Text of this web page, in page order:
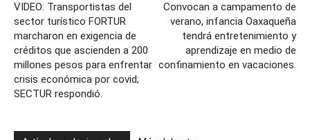
VIDEO: Transportistas del
sector turístico FORTUR
marcharon en exigencia de
créditos que ascienden a 200
millones pesos para enfrentar
crisis económica por covid;
SECTUR respondió.
Convocan a campamento de
verano, infancia Oaxaqueña
tendrá entretenimiento y
aprendizaje en medio de
confinamiento en vacaciones.